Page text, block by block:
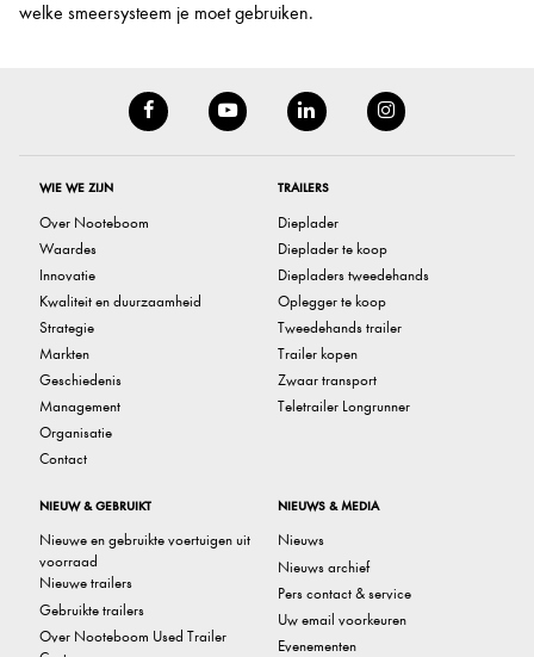
welke smeersysteem je moet gebruiken.
WIE WE ZIJN
Over Nooteboom
Waardes
Innovatie
Kwaliteit en duurzaamheid
Strategie
Markten
Geschiedenis
Management
Organisatie
Contact
TRAILERS
Dieplader
Dieplader te koop
Diepladers tweedehands
Oplegger te koop
Tweedehands trailer
Trailer kopen
Zwaar transport
Teletrailer Longrunner
NIEUW & GEBRUIKT
Nieuwe en gebruikte voertuigen uit
voorraad
Nieuwe trailers
Gebruikte trailers
Over Nooteboom Used Trailer
NIEUWS & MEDIA
Nieuws
Nieuws archief
Pers contact & service
Uw email voorkeuren
Evenementen